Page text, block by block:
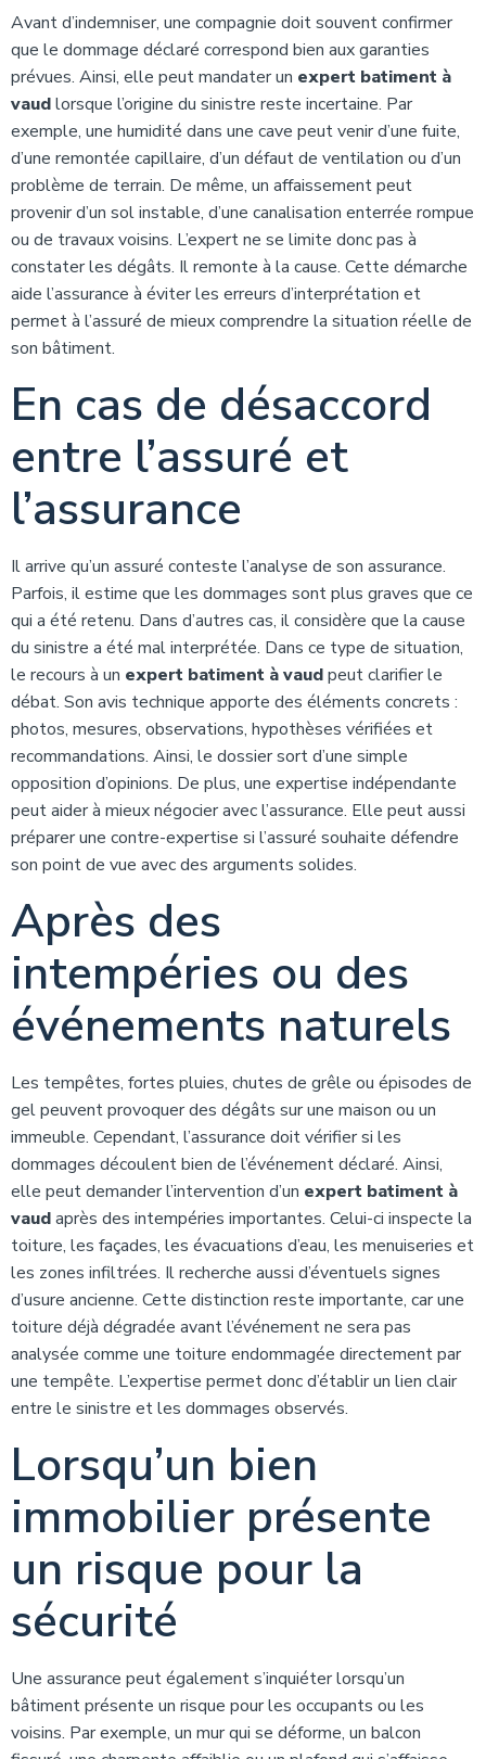
Avant d’indemniser, une compagnie doit souvent confirmer
que le dommage déclaré correspond bien aux garanties
prévues. Ainsi, elle peut mandater un expert batiment à
vaudlorsque l’origine du sinistre reste incertaine. Par
exemple, une humidité dans une cave peut venir d’une fuite,
d’une remontée capillaire, d’un défaut de ventilation ou d’un
problème de terrain. De même, un affaissement peut
provenir d’un sol instable, d’une canalisation enterrée rompue
ou de travaux voisins. L’expert ne se limite donc pas à
constater les dégâts. Il remonte à la cause. Cette démarche
aide l’assurance à éviter les erreurs d’interprétation et
permet à l’assuré de mieux comprendre la situation réelle de
son bâtiment.
En cas de désaccord
entre l’assuré et
l’assurance
Il arrive qu’un assuré conteste l’analyse de son assurance.
Parfois, il estime que les dommages sont plus graves que ce
qui a été retenu. Dans d’autres cas, il considère que la cause
du sinistre a été mal interprétée. Dans ce type de situation,
le recours à un expert batiment à vaudpeut clarifier le
débat. Son avis technique apporte des éléments concrets :
photos, mesures, observations, hypothèses vérifiées et
recommandations. Ainsi, le dossier sort d’une simple
opposition d’opinions. De plus, une expertise indépendante
peut aider à mieux négocier avec l’assurance. Elle peut aussi
préparer une contre-expertise si l’assuré souhaite défendre
son point de vue avec des arguments solides.
Après des
intempéries ou des
événements naturels
Les tempêtes, fortes pluies, chutes de grêle ou épisodes de
gel peuvent provoquer des dégâts sur une maison ou un
immeuble. Cependant, l’assurance doit vérifier si les
dommages découlent bien de l’événement déclaré. Ainsi,
elle peut demander l’intervention d’un expert batiment à
vaudaprès des intempéries importantes. Celui-ci inspecte la
toiture, les façades, les évacuations d’eau, les menuiseries et
les zones infiltrées. Il recherche aussi d’éventuels signes
d’usure ancienne. Cette distinction reste importante, car une
toiture déjà dégradée avant l’événement ne sera pas
analysée comme une toiture endommagée directement par
une tempête. L’expertise permet donc d’établir un lien clair
entre le sinistre et les dommages observés.
Lorsqu’un bien
immobilier présente
un risque pour la
sécurité
Une assurance peut également s’inquiéter lorsqu’un
bâtiment présente un risque pour les occupants ou les
voisins. Par exemple, un mur qui se déforme, un balcon